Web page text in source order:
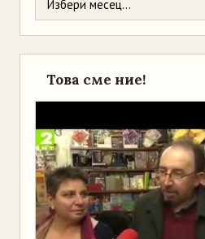
Това сме ние!